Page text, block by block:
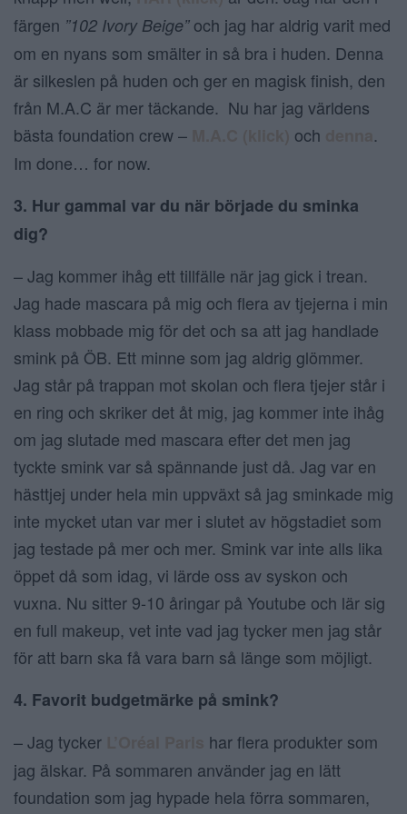
färgen ”102 Ivory Beige”och jag har aldrig varit med
om en nyans som smälter in så bra i huden. Denna
är silkeslen på huden och ger en magisk finish, den
från M.A.C är mer täckande. Nu har jag världens
bästa foundation crew –
och
.
Im done… for now.
3. Hur gammal var du när började du sminka
dig?
– Jag kommer ihåg ett tillfälle när jag gick i trean.
Jag hade mascara på mig och flera av tjejerna i min
klass mobbade mig för det och sa att jag handlade
smink på ÖB. Ett minne som jag aldrig glömmer.
Jag står på trappan mot skolan och flera tjejer står i
en ring och skriker det åt mig, jag kommer inte ihåg
om jag slutade med mascara efter det men jag
tyckte smink var så spännande just då. Jag var en
hästtjej under hela min uppväxt så jag sminkade mig
inte mycket utan var mer i slutet av högstadiet som
jag testade på mer och mer. Smink var inte alls lika
öppet då som idag, vi lärde oss av syskon och
vuxna. Nu sitter 9-10 åringar på Youtube och lär sig
en full makeup, vet inte vad jag tycker men jag står
för att barn ska få vara barn så länge som möjligt.
4. Favorit budgetmärke på smink?
– Jag tycker
har flera produkter som
jag älskar. På sommaren använder jag en lätt
foundation som jag hypade hela förra sommaren,